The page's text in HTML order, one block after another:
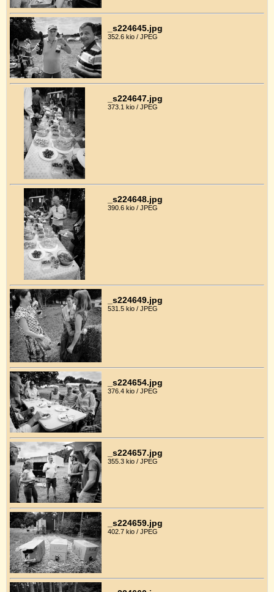
_s224645.jpg
352.6 kio / JPEG
_s224647.jpg
373.1 kio / JPEG
_s224648.jpg
390.6 kio / JPEG
_s224649.jpg
531.5 kio / JPEG
_s224654.jpg
376.4 kio / JPEG
_s224657.jpg
355.3 kio / JPEG
_s224659.jpg
402.7 kio / JPEG